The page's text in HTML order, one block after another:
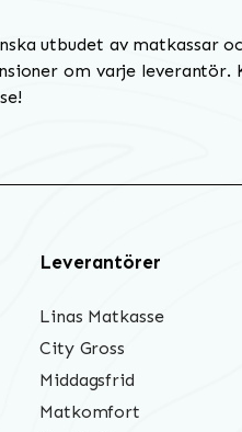
utbudet av matkassar
om varje leverantör.
Leverantörer
Linas Matkasse
City Gross
Middagsfrid
Matkomfort